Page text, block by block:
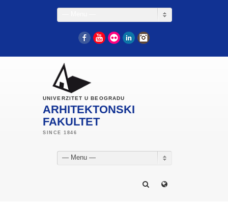
FacebookYouTube
Flickr LinkedIn
UNIVERZITET U BEOGRADU
ARHITEKTONSKI
FAKULTET
— Menu —